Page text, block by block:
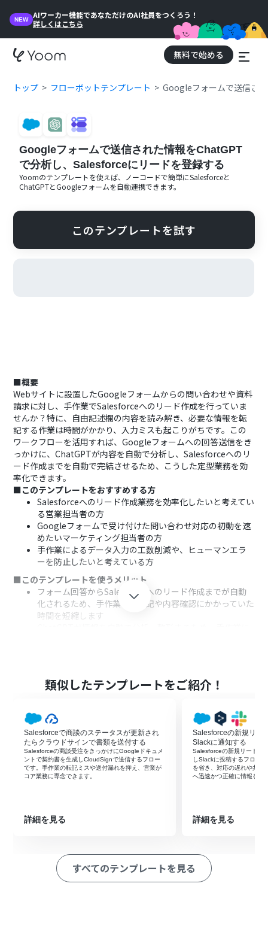
NEW
AIワーカー機能であなただけのAI社員をつくろう！
詳しくはこちら
無料で始める
トップ フローボットテンプレート Googleフォームで送信さ
Googleフォームで送信された情報をChatGPT
で分析し、Salesforceにリードを登録する
Yoomのテンプレートを使えば、ノーコードで簡単にSalesforceと
ChatGPTとGoogleフォームを自動連携できます。
このテンプレートを試す
■概要
Webサイトに設置したGoogleフォームからの問い合わせや資料
請求に対し、手作業でSalesforceへのリード作成を行っていま
せんか？特に、自由記述欄の内容を読み解き、必要な情報を転
記する作業は時間がかかり、入力ミスも起こりがちです。この
ワークフローを活用すれば、Googleフォームへの回答送信をき
っかけに、ChatGPTが内容を自動で分析し、Salesforceへのリ
ード作成までを自動で完結させるため、こうした定型業務を効
率化できます。
■このテンプレートをおすすめする方
Salesforceへのリード作成業務を効率化したいと考えてい
る営業担当者の方
Googleフォームで受け付けた問い合わせ対応の初動を速
めたいマーケティング担当者の方
手作業によるデータ入力の工数削減や、ヒューマンエラ
ーを防止したいと考えている方
■このテンプレートを使うメリット
フォーム回答からSalesforceへのリード作成までが自動
化されるため、手作業での転記や内容確認にかかっていた
時間を短縮します
はじめに、Googleフォーム、ChatGPT、Salesforceを
Yoomと連携します
に回答が送信されたら」というアクションを設定します
次に、オペレーションでChatGPTを選択し、フォームで
受け取った情報を基にSalesforceへ登録する内容を生成
するアクションを設定します
最後に、オペレーションでSalesforceを選択し、「レコ
ードを追加する」アクションを設定し、フォーム回答や
※「トリガー」：フロー起動のきっかけとなるアクション、「オ
■このワークフローのカスタムポイント
Googleフォームのトリガー設定では、自動化の対象とし
たい任意のフォームを指定してください
類似したテンプレートをご紹介！
Salesforceで商談のステータスが更新され
たらクラウドサインで書類を送付する
Salesforceの商談受注をきっかけにGoogleドキュメ
ントで契約書を生成しCloudSignで送信するフロー
です。手作業の転記ミスや送付漏れを抑え、営業が
コア業務に専念できます。
詳細を見る
Salesforceの新規リー
Slackに通知する
Salesforceの新規リードを
しSlackに投稿するフロー
を省き、対応の遅れや共有
へ迅速かつ正確に情報を届
詳細を見る
すべてのテンプレートを見る